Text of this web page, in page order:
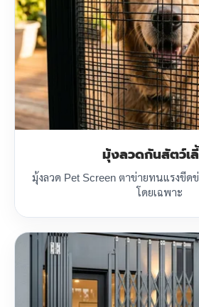
มุ้งลวดกันสัตว์เ
มุ้งลวด Pet Screen ตาข่ายทนแรงขี
โดยเฉพาะ